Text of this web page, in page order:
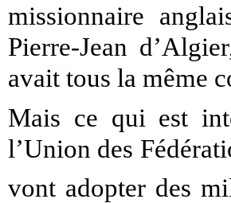
missionnaire
Pierre-Jean
avait tous la même
Mais ce qui est
l’Union des
vont adopter des